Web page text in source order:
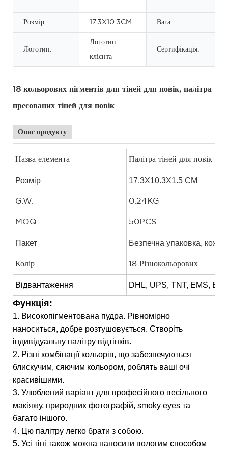
Розмір: 17.3X10.3CM Вага:
Логотип:
Логотип
клієнта
Сертифікація:
18 кольорових пігментів для тіней для повік, палітра
пресованих тіней для повік
Опис продукту
Назва елемента Палітра тіней для повік
Розмір 17.3X10.3X1.5 CM
G.W. 0.24KG
MOQ 50PCS
Пакет Безпечна упаковка,
Колір 18 Різнокольорових
Відвантаження DHL, UPS, TNT, EMS, BY
Функція:
1. Високопігментована пудра. Рівномірно
наноситься, добре розтушовується. Створіть
індивідуальну палітру відтінків.
2. Різні комбінації кольорів, що забезпечуються
блискучим, сяючим кольором, роблять ваші очі
красивішими.
3. Улюблений варіант для професійного весільного
макіяжу, природних фотографій, smoky eyes та
багато іншого.
4. Цю палітру легко брати з собою.
5. Усі тіні також можна наносити вологим способом